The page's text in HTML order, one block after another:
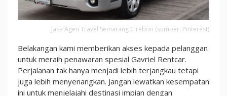
Jasa Agen Travel Semarang Cirebon (sumber: Pinterest)
Belakangan kami memberikan akses kepada pelanggan
untuk meraih penawaran spesial Gavriel Rentcar.
Perjalanan tak hanya menjadi lebih terjangkau tetapi
juga lebih menyenangkan. Jangan lewatkan kesempatan
ini untuk menjelajahi destinasi impian dengan